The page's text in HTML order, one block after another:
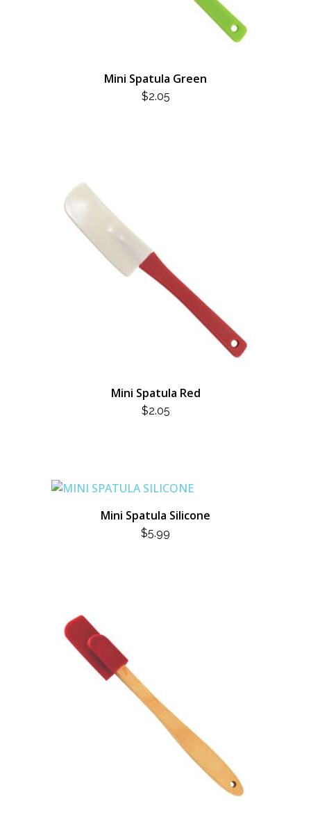
Mini Spatula Green
$2.05
Mini Spatula Red
$2.05
Mini Spatula Silicone
$5.99